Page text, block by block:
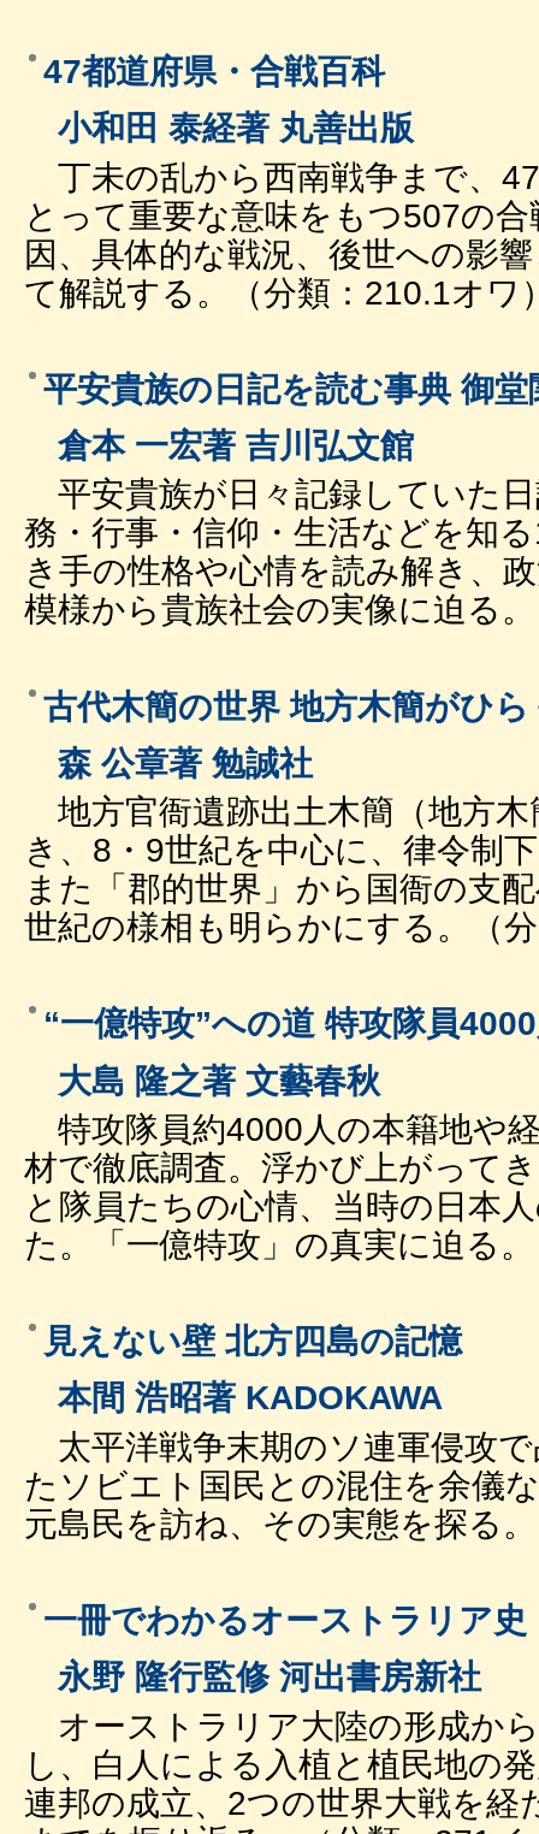
47都道府県・合戦百科
小和田 泰経著 丸善出版
丁未の乱から西南戦争まで、
とって重要な意味をもつ507の
因、具体的な戦況、後世への影
て解説する。（分類：210.1オワ
平安貴族の日記を読む事典 御
倉本 一宏著 吉川弘文館
平安貴族が日々記録していた
務・行事・信仰・生活などを知
き手の性格や心情を読み解き、
模様から貴族社会の実像に迫る
古代木簡の世界 地方木簡がひら
森 公章著 勉誠社
地方官衙遺跡出土木簡（地方
き、8・9世紀を中心に、律令制
また「郡的世界」から国衙の支
世紀の様相も明らかにする。（
“一億特攻”への道 特攻隊員
大島 隆之著 文藝春秋
特攻隊員約4000人の本籍地や
材で徹底調査。浮かび上がって
と隊員たちの心情、当時の日本
た。「一億特攻」の真実に迫る
見えない壁 北方四島の記憶
本間 浩昭著 KADOKAWA
太平洋戦争末期のソ連軍侵攻
たソビエト国民との混住を余儀
元島民を訪ね、その実態を探る
一冊でわかるオーストラリア史
永野 隆行監修 河出書房新社
オーストラリア大陸の形成か
し、白人による入植と植民地の
連邦の成立、2つの世界大戦を経